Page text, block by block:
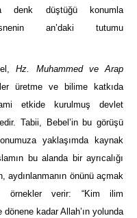
denk düştüğü konumla
an’daki tutumu
Hz. Muhammed ve Arap
üretme ve bilime katkıda
etkide kurulmuş devlet
Tabii, Bebel’in bu görüşü
yaklaşımda kaynak
bu alanda bir ayrıcalığı
aydınlanmanın önünü açmak
örnekler verir: “Kim ilim
kadar Allah’ın yolunda